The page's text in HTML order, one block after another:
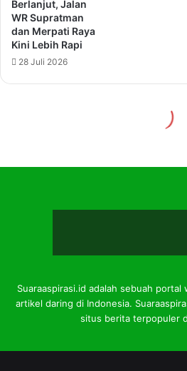
Suaraaspirasi.id adalah sebuah
artikel daring di Indonesia.
situs berita terpopuler